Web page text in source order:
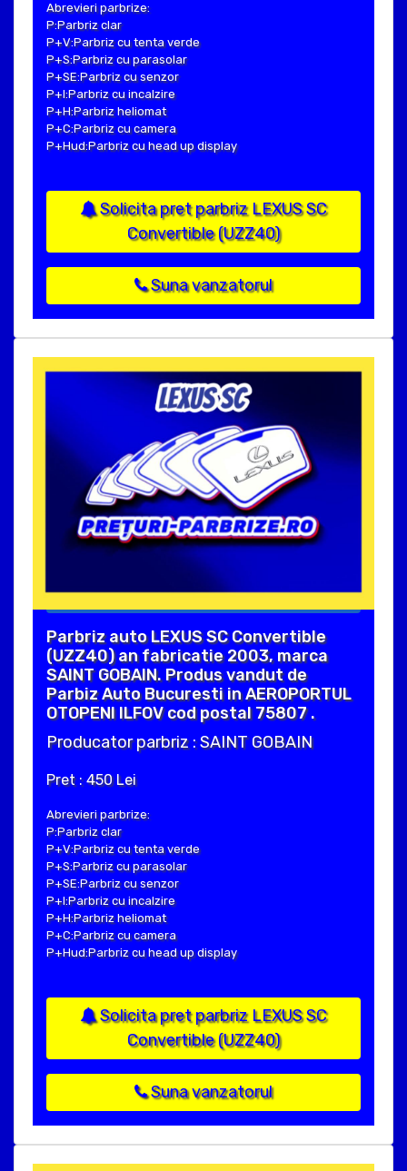
Abrevieri parbrize:
P:Parbriz clar
P+V:Parbriz cu tenta verde
P+S:Parbriz cu parasolar
P+SE:Parbriz cu senzor
P+I:Parbriz cu incalzire
P+H:Parbriz heliomat
P+C:Parbriz cu camera
P+Hud:Parbriz cu head up display
Solicita pret parbriz LEXUS SC
Convertible (UZZ40)
Suna vanzatorul
Parbriz auto LEXUS SC Convertible
(UZZ40) an fabricatie 2003, marca
SAINT GOBAIN. Produs vandut de
Parbiz Auto Bucuresti in AEROPORTUL
OTOPENI ILFOV cod postal 75807 .
Producator parbriz : SAINT GOBAIN
Pret : 450 Lei
Abrevieri parbrize:
P:Parbriz clar
P+V:Parbriz cu tenta verde
P+S:Parbriz cu parasolar
P+SE:Parbriz cu senzor
P+I:Parbriz cu incalzire
P+H:Parbriz heliomat
P+C:Parbriz cu camera
P+Hud:Parbriz cu head up display
Solicita pret parbriz LEXUS SC
Convertible (UZZ40)
Suna vanzatorul